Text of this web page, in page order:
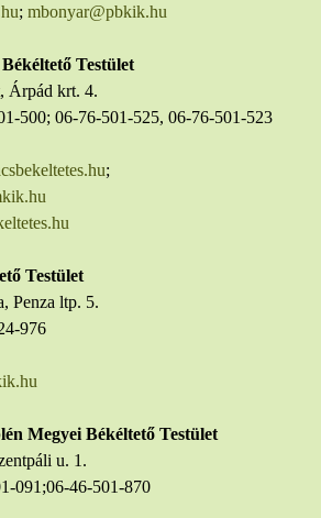
; mbonyar@pbkik.hu
Testület
Árpád krt. 4.
500; 06-76-501-525, 06-76-501-523
;
Testület
Penza ltp. 5.
976
Megyei Békéltető Testület
u. 1.
091;06-46-501-870